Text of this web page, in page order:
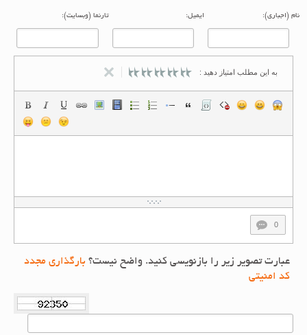
(اجباری): ایمیل: تارنما (وبسایت):
به این مطلب امتیاز دهید :
عبارت تصویر زیر را بازنویسی کنید. واضح نیست؟بارگذاری مجدد
کد امنیتی